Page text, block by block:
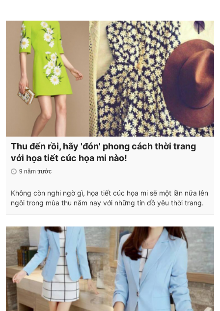
Thu đến rồi, hãy 'đón' phong cách thời trang
với họa tiết cúc họa mi nào!
9 năm trước
Không còn nghi ngờ gì, họa tiết cúc họa mi sẽ một lần nữa lên
ngôi trong mùa thu năm nay với những tín đồ yêu thời trang.